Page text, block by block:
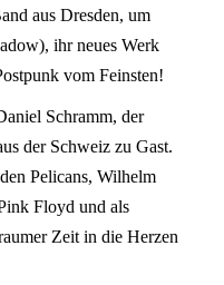
aus Dresden, um
ihr neues Werk
vom Feinsten!
Schramm, der
der Schweiz zu Gast.
Pelicans, Wilhelm
Floyd und als
Zeit in die Herzen